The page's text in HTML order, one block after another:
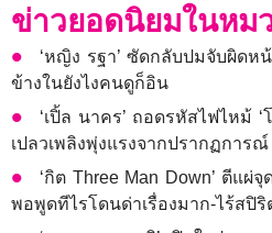
ข่าวยอดนิยมในหม
‘หญิง รฐา’ ซัดกลับปมจับผิดห
ข้างในยังไงคนดูก็อิน
‘เปิ้ล นาคร’ ถอดรหัสไฟไหม้
เปลวเพลิงพุ่งแรงจากปรากฏการณ์
‘กิต Three Man Down’ ตีแผ่
พอพูดทีไรโดนด่าเรื่องมาก-ไร้สปิริ